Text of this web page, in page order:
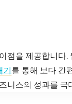
점을 제공합니다
기를 통해 보다 간
니스의 성과를 극